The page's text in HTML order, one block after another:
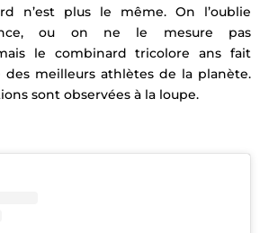
n’est plus le même. On l’oublie
ou on ne le mesure pas
le combinard tricolore ans fait
des meilleurs athlètes de la planète.
sont observées à la loupe.